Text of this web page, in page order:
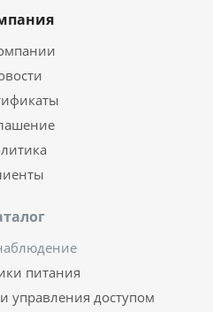
питания
управления доступом